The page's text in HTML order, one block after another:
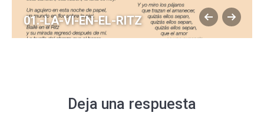
01.-LA-VI-EN-EL-RITZ
Deja una respuesta